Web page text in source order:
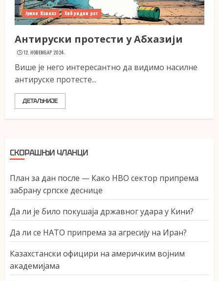
Јужни Кавказ Хибридни рат
Антируски протести у Абхазији
12. НОВЕМБАР 2024.
Више је него интересантно да видимо насилне
антируске протесте...
ДЕТАЉНИЈЕ
СКОРАШЊИ ЧЛАНЦИ
План за дан после — Како НВО сектор припрема
забрану српске деснице
Да ли је било покушаја државног удара у Кини?
Да ли се НАТО припрема за агресију на Иран?
Казахстански официри на америчким војним
академијама